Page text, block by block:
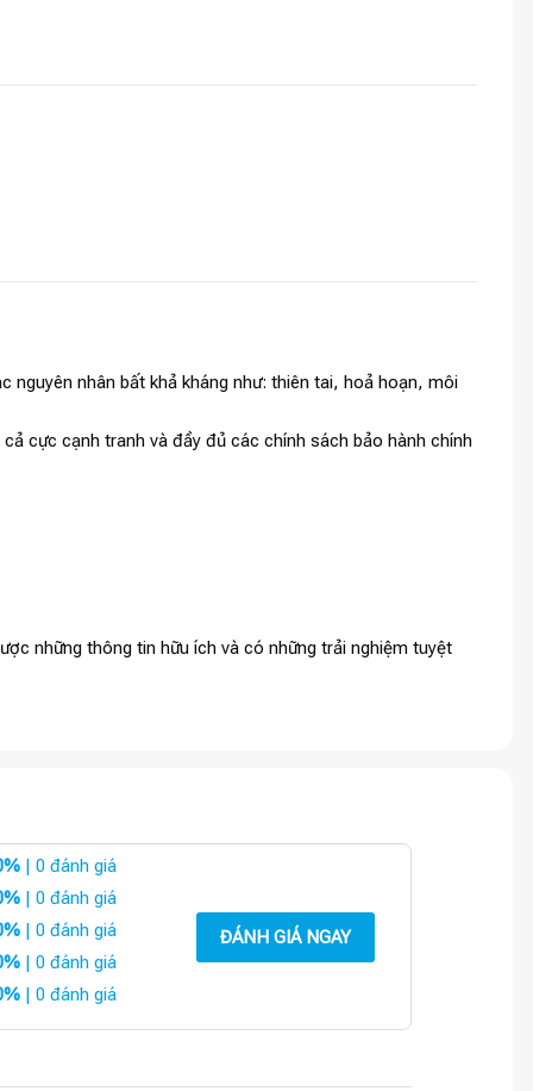
nhân bất khả kháng như: thiên tai, hoả hoạn, môi
cực cạnh tranh và đầy đủ các chính sách bảo hành chính
những thông tin hữu ích và có những trải nghiệm tuyệt
| 0 đánh giá
| 0 đánh giá
| 0 đánh giá
| 0 đánh giá
| 0 đánh giá
ĐÁNH GIÁ NGAY